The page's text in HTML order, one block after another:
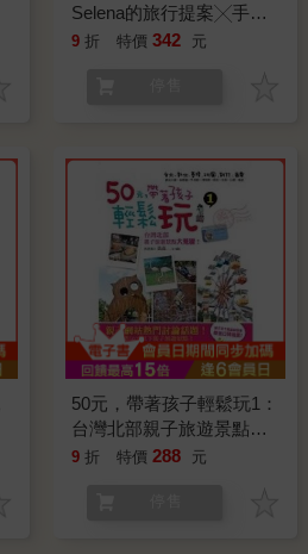
Selena的旅行提案╳手作
體驗╳教養對話
9 折 特價 342 元
50元，帶著孩子輕鬆玩1：
台灣北部親子旅遊景點大
蒐羅！
9 折 特價 288 元